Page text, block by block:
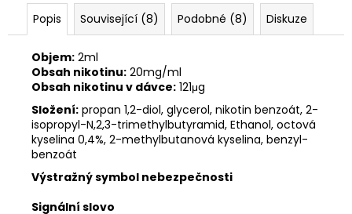
Popis Související (8) Podobné (8) Diskuze
Objem: 2ml
Obsah nikotinu: 20mg/ml
Obsah nikotinu v dávce: 121μg
Složení: propan 1,2-diol, glycerol, nikotin benzoát, 2-
isopropyl-N,2,3-trimethylbutyramid, Ethanol, octová
kyselina 0,4%, 2-methylbutanová kyselina, benzyl-
benzoát
Výstražný symbol nebezpečnosti
Signální slovo